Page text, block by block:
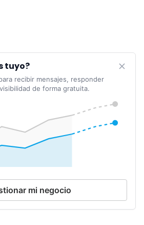
tuyo?
recibir mensajes, responder
de forma gratuita.
mi negocio